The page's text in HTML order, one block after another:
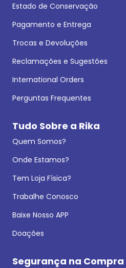
Estado de Conservação
Pagamento e Entrega
Trocas e Devoluções
Reclamações e Sugestões
International Orders
Perguntas Frequentes
Tudo Sobre a Rika
Quem Somos?
Onde Estamos?
Tem Loja Física?
Trabalhe Conosco
Baixe Nosso APP
Doações
Segurança na Compra